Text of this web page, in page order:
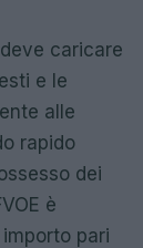
caricare
e le
alle
rapido
dei
è
pari